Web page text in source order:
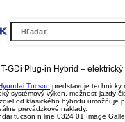
GDi Plug-in Hybrid –
Tucson predstavuje technicky
systémový výkon, možnosť jazdy
od klasického hybridu umožňuje
prevádzkové náklady.